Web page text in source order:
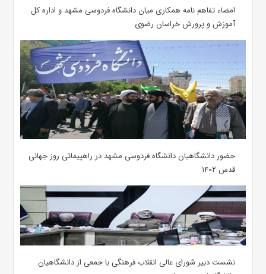
امضاء تفاهم نامه همکاری میان دانشگاه فردوسی مشهد و اداره کل
آموزش و پرورش خراسان رضوی
حضور دانشگاهیان دانشگاه فردوسی مشهد در راهپیمائی روز جهانی
قدس ۱۴۰۲
نشست دبیر شورای عالی انقلاب فرهنگی با جمعی از دانشگاهیان